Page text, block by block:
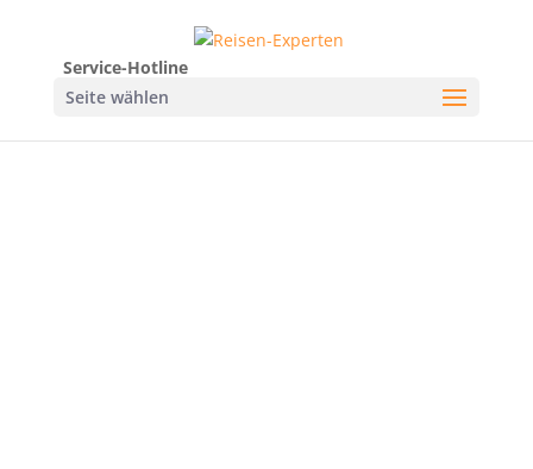
Service-Hotline
Seite wählen